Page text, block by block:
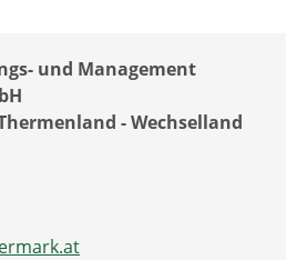
und Management
- Wechselland